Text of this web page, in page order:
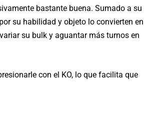
bastante buena. Sumado a su
su habilidad y objeto lo convierten en
su bulk y aguantar más turnos en
con el KO, lo que facilita que